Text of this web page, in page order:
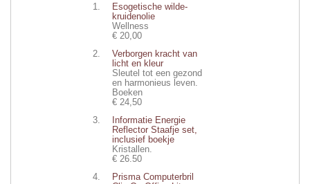
Esogetische wilde-
kruidenolie
Wellness
€ 20,00
Verborgen kracht van
licht en kleur
Sleutel tot een gezond
en harmonieus leven.
Boeken
€ 24,50
Informatie Energie
Reflector Staafje set,
inclusief boekje
Kristallen.
€ 26.50
Prisma Computerbril